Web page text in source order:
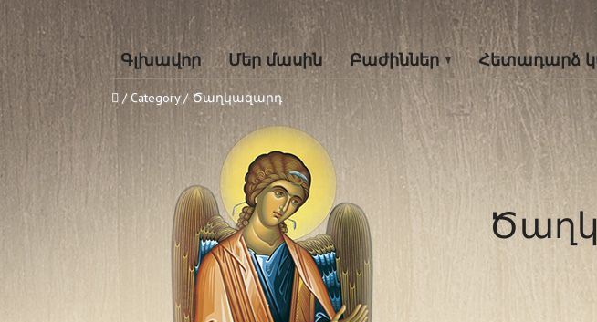
Գլխավոր Մեր մասին Բաժիններ Հետադարձ
/ Category / Ծաղկազարդ